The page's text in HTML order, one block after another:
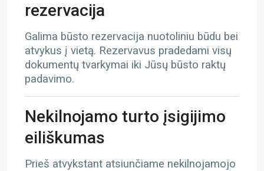
rezervacija
Galima būsto rezervacija nuotoliniu būdu bei
atvykus į vietą. Rezervavus pradedami visų
dokumentų tvarkymai iki Jūsų būsto raktų
padavimo.
Nekilnojamo turto įsigijimo
eiliškumas
Prieš atvykstant atsiunčiame nekilnojamojo